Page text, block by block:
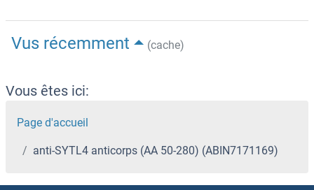
Vus récemment (cache)
Vous êtes ici:
Page d'accueil
anti-SYTL4 anticorps (AA 50-280) (ABIN7171169)